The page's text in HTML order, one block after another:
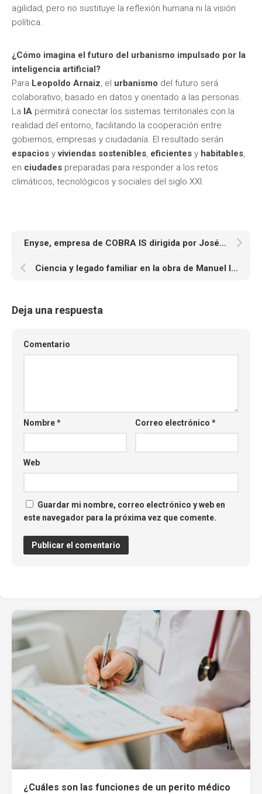
agilidad, pero no sustituye la reflexión humana ni la visión
política.
¿Cómo imagina el futuro del urbanismo impulsado por la
inteligencia artificial?
Para Leopoldo Arnaiz, el urbanismo del futuro será
colaborativo, basado en datos y orientado a las personas.
La IA permitirá conectar los sistemas territoriales con la
realidad del entorno, facilitando la cooperación entre
gobiernos, empresas y ciudadanía. El resultado serán
espacios yviviendas sostenibles, eficientes y habitables,
en ciudades preparadas para responder a los retos
climáticos, tecnológicos y sociales del siglo XXI.
Enyse, empresa de COBRA IS dirigida por José María Castillo Lacabex, moderniza el tramo ferroviario Sopeña – Cobejo
Ciencia y legado familiar en la obra de Manuel Ignacio Vejarano Restrepo
Deja una respuesta
Comentario
Nombre* Correo electrónico*
Web
Guardar mi nombre, correo electrónico y web en
este navegador para la próxima vez que comente.
¿Cuáles son las funciones de un perito médico